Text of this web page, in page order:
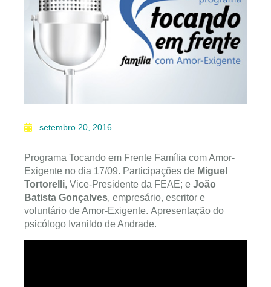
setembro 20, 2016
Programa Tocando em Frente Família com Amor-
Exigente no dia 17/09. Participações de Miguel
Tortorelli, Vice-Presidente da FEAE; e João
Batista Gonçalves, empresário, escritor e
voluntário de Amor-Exigente. Apresentação do
psicólogo Ivanildo de Andrade.